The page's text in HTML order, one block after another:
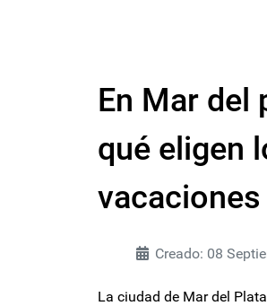
En Mar del
qué eligen
vacaciones
Creado: 08
La ciudad de Mar del